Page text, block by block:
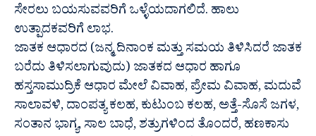
ಸೇರಲು ಬಯಸುವವರಿಗೆ ಒಳ್ಳೆಯದಾಗಲಿದೆ. ಹಾಲು
ಉತ್ಪಾದಕವರಿಗೆ ಲಾಭ.
ಜಾತಕ ಆಧಾರದ (ಜನ್ಮ ದಿನಾಂಕ ಮತ್ತು ಸಮಯ ತಿಳಿಸಿದರೆ ಜಾತಕ
ಬರೆದು ತಿಳಿಸಲಾಗುವುದು) ಜಾತಕದ ಆಧಾರ ಹಾಗೂ
ಹಸ್ತಸಾಮುದ್ರಿಕೆ ಆಧಾರ ಮೇಲೆ ವಿವಾಹ, ಪ್ರೇಮ ವಿವಾಹ, ಮದುವೆ
ಸಾಲಾವಳಿ, ದಾಂಪತ್ಯ ಕಲಹ, ಕುಟುಂಬ ಕಲಹ, ಅತ್ತೆ-ಸೊಸೆ ಜಗಳ,
ಸಂತಾನ ಭಾಗ್ಯ, ಸಾಲ ಬಾಧೆ, ಶತ್ರುಗಳಿಂದ ತೊಂದರೆ, ಹಣಕಾಸು